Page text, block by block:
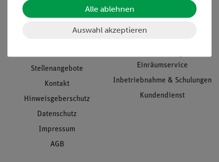
Stellenangebote
Kontakt
Hinweisgeberschutz
Datenschutz
Impressum
AGB
Einräumservice
Inbetriebnahme & Schulungen
Kundendienst
Alle ablehnen
Auswahl akzeptieren